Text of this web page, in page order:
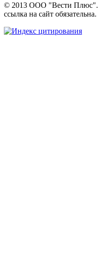
© 2013 ООО "Вести Плюс".
ссылка на сайт обязательна.